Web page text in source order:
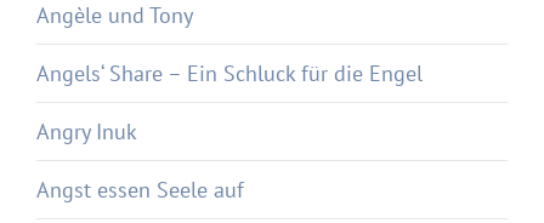
Angèle und Tony
Angels‘ Share – Ein Schluck für die Engel
Angry Inuk
Angst essen Seele auf